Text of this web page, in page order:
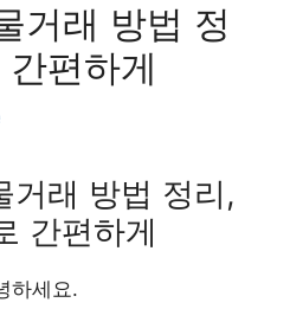
거래 방법 정
편하게
거래 방법 정리,
간편하게
하세요.